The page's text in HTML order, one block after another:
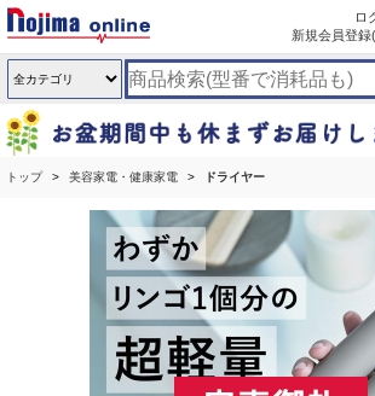
ロ
新規会員登録
トップ 美容家電・健康家電 ドライヤー